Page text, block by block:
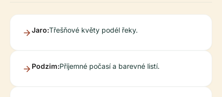
Jaro:Třešňové květy podél řeky.
Podzim:Příjemné počasí a barevné listí.